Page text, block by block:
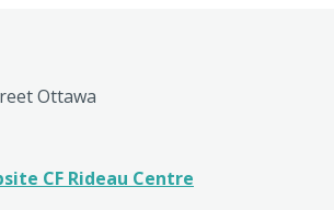
Ottawa
CF Rideau Centre